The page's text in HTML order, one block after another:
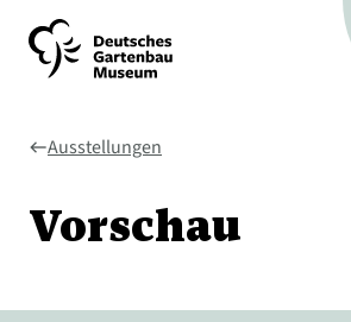
westAusstellungen
Vorschau